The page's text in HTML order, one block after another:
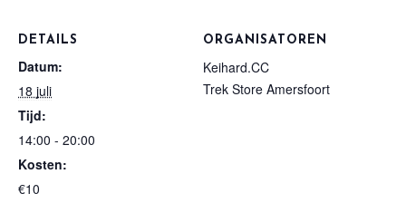
DETAILS
Datum:
18 juli
Tijd:
14:00 - 20:00
Kosten:
€10
ORGANISATOREN
Keihard.CC
Trek Store Amersfoort